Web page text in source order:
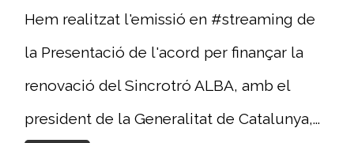
Hem realitzat l'emissió en #streaming de
la Presentació de l'acord per finançar la
renovació del Sincrotró ALBA, amb el
president de la Generalitat de Catalunya,...